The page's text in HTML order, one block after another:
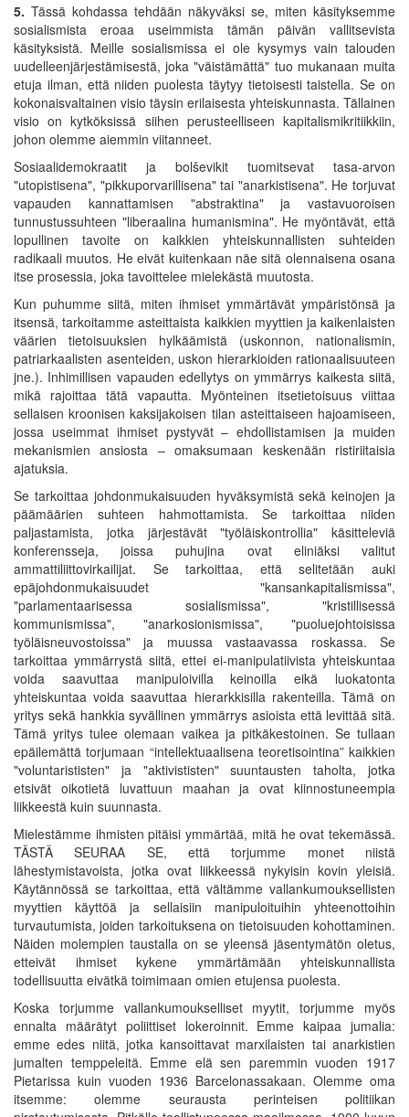
5. Tässä kohdassa tehdään näkyväksi se, miten käsityksemme
sosialismista eroaa useimmista tämän päivän vallitsevista
käsityksistä. Meille sosialismissa ei ole kysymys vain talouden
uudelleenjärjestämisestä, joka "väistämättä" tuo mukanaan muita
etuja ilman, että niiden puolesta täytyy tietoisesti taistella. Se on
kokonaisvaltainen visio täysin erilaisesta yhteiskunnasta. Tällainen
visio on kytköksissä siihen perusteelliseen kapitalismikritiikkiin,
johon olemme aiemmin viitanneet.
Sosiaalidemokraatit ja bolševikit tuomitsevat tasa-arvon
"utopistisena", "pikkuporvarillisena" tai "anarkistisena". He torjuvat
vapauden kannattamisen "abstraktina" ja vastavuoroisen
tunnustussuhteen "liberaalina humanismina". He myöntävät, että
lopullinen tavoite on kaikkien yhteiskunnallisten suhteiden
radikaali muutos. He eivät kuitenkaan näe sitä olennaisena osana
itse prosessia, joka tavoittelee mielekästä muutosta.
Kun puhumme siitä, miten ihmiset ymmärtävät ympäristönsä ja
itsensä, tarkoitamme asteittaista kaikkien myyttien ja kaikenlaisten
väärien tietoisuuksien hylkäämistä (uskonnon, nationalismin,
patriarkaalisten asenteiden, uskon hierarkioiden rationaalisuuteen
jne.). Inhimillisen vapauden edellytys on ymmärrys kaikesta siitä,
mikä rajoittaa tätä vapautta. Myönteinen itsetietoisuus viittaa
sellaisen kroonisen kaksijakoisen tilan asteittaiseen hajoamiseen,
jossa useimmat ihmiset pystyvät – ehdollistamisen ja muiden
mekanismien ansiosta – omaksumaan keskenään ristiriitaisia
ajatuksia.
Se tarkoittaa johdonmukaisuuden hyväksymistä sekä keinojen ja
päämäärien suhteen hahmottamista. Se tarkoittaa niiden
paljastamista, jotka järjestävät "työläiskontrollia" käsitteleviä
konferensseja, joissa puhujina ovat eliniäksi valitut
ammattiliittovirkailijat. Se tarkoittaa, että selitetään auki
epäjohdonmukaisuudet "kansankapitalismissa",
"parlamentaarisessa sosialismissa", "kristillisessä
kommunismissa", "anarkosionismissa", "puoluejohtoisissa
työläisneuvostoissa" ja muussa vastaavassa roskassa. Se
tarkoittaa ymmärrystä siitä, ettei ei-manipulatiivista yhteiskuntaa
voida saavuttaa manipuloivilla keinoilla eikä luokatonta
yhteiskuntaa voida saavuttaa hierarkkisilla rakenteilla. Tämä on
yritys sekä hankkia syvällinen ymmärrys asioista että levittää sitä.
Tämä yritys tulee olemaan vaikea ja pitkäkestoinen. Se tullaan
epäilemättä torjumaan “intellektuaalisena teoretisointina” kaikkien
"voluntarististen" ja "aktivististen" suuntausten taholta, jotka
etsivät oikotietä luvattuun maahan ja ovat kiinnostuneempia
liikkeestä kuin suunnasta.
Mielestämme ihmisten pitäisi ymmärtää, mitä he ovat tekemässä.
TÄSTÄ SEURAA SE, että torjumme monet niistä
lähestymistavoista, jotka ovat liikkeessä nykyisin kovin yleisiä.
Käytännössä se tarkoittaa, että vältämme vallankumouksellisten
myyttien käyttöä ja sellaisiin manipuloituihin yhteenottoihin
turvautumista, joiden tarkoituksena on tietoisuuden kohottaminen.
Näiden molempien taustalla on se yleensä jäsentymätön oletus,
etteivät ihmiset kykene ymmärtämään yhteiskunnallista
todellisuutta eivätkä toimimaan omien etujensa puolesta.
Koska torjumme vallankumoukselliset myytit, torjumme myös
ennalta määrätyt poliittiset lokeroinnit. Emme kaipaa jumalia:
emme edes niitä, jotka kansoittavat marxilaisten tai anarkistien
jumalten temppeleitä. Emme elä sen paremmin vuoden 1917
Pietarissa kuin vuoden 1936 Barcelonassakaan. Olemme oma
itsemme: olemme seurausta perinteisen politiikan